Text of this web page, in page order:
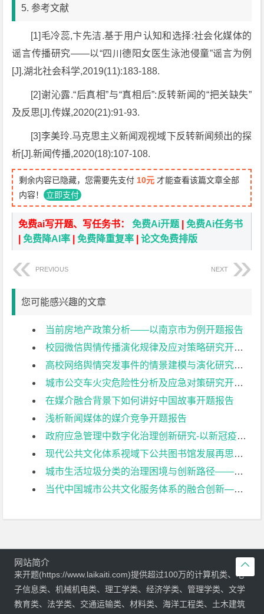
5. 参考文献
[1]毛冷蕊,卞先洁.基于用户认知和选择:社会化媒体的
谣言传播研究——以“四川德阳女医生泳池侵童”谣言为例
[J].湖北社会科学,2019(11):183-188.
[2]谢沁露.“后真相”与“真相后”:反转新闻的“把关缺失”
及反思[J].传媒,2020(21):91-93.
[3]李美玲.马克思主义新闻观视域下反转新闻频出的探
析[J].新闻传播,2020(18):107-108.
剩余内容已隐藏，您需要先支付 10元 才能查看该篇文章全部
内容！ 立即支付
免费ai写开题、写任务书：免费Ai开题 |免费Ai任务书
|免费降AI率 |免费降重复率 |论文免费排版
PREVIOUS NEXT
您可能感兴趣的文章
当前房地产政策分析——以南京市为例开题报告
校园微信舆情传播演化规律及应对策略研究开题报告
高校网络舆情突发事件的情景建模与演化研究开题报告
城市公交车火灾危险性分析及应急对策研究开题报告
在媒介融合背景下如何讲好中国故事开题报告
浅析新闻媒体的媒介竞争开题报告
政府应急管理中数字化治理创新研究-以新冠疫情“健康码”推行为例开题报告
现代公共文化体系视域下公共图书馆发展再思考——以南京图书馆为例开题报告
城市生活垃圾分类的治理困境与创新路径——以南京市为例开题报告
当代中国城市公共文化服务体系的融合创新——基于空间、弹性、制度三要素的研究开题报告

网站简介
来开题(https://www.laikaiti.com)提供超过100万的计算机类、电
子信息类、机械机电类、理工学类、经济学类、管理学类、文学
教育类、法学类、交通运输类、材料类、海洋工程类、土木建筑